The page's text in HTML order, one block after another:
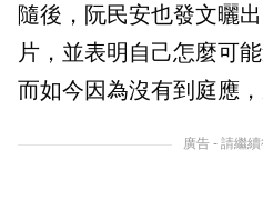
隨後，阮民安也發文曬
片，並表明自己怎麼可
而如今因為沒有到庭應
廣告 - 請繼